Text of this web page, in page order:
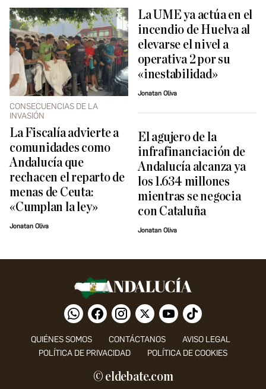
CONSECUENCIAS DE LA
INVASIÓN
La Fiscalía advierte a
comunidades como
Andalucía que
rechacen el reparto de
menas de Ceuta:
«Cumplan la ley»
Jonatan Oliva
La UME ya actúa en el
incendio de Huelva al
elevarse el nivel a
operativa 2 por su
«inestabilidad»
Jonatan Oliva
El agujero de la
infrafinanciación de
Andalucía alcanza ya
los 1.634 millones
mientras se negocia
con Cataluña
Jonatan Oliva
QUIÉNES SOMOS CONTÁCTANOS
AVISO LEGAL
POLÍTICA DE PRIVACIDAD
POLÍTICA DE COOKIES
© eldebate.com